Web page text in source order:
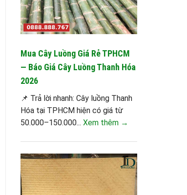
Mua Cây Luồng Giá Rẻ TPHCM
— Báo Giá Cây Luồng Thanh Hóa
2026
📌 Trả lời nhanh: Cây luồng Thanh
Hóa tại TPHCM hiện có giá từ
50.000–150.000... Xem thêm →